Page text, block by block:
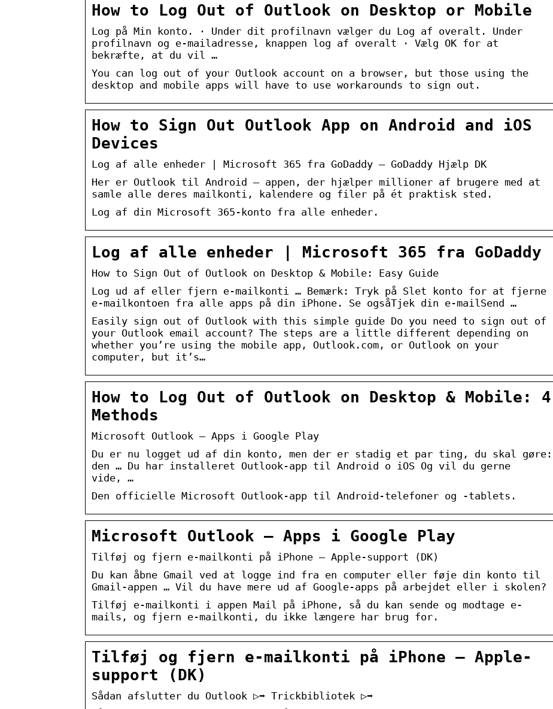
How to Log Out of Outlook on Desktop or Mobile
Log på Min konto. · Under dit profilnavn vælger du Log af overalt. Under
profilnavn og e-mailadresse, knappen log af overalt · Vælg OK for at
bekræfte, at du vil …
You can log out of your Outlook account on a browser, but those using the
desktop and mobile apps will have to use workarounds to sign out.
How to Sign Out Outlook App on Android and iOS
Devices
Log af alle enheder | Microsoft 365 fra GoDaddy – GoDaddy Hjælp DK
Her er Outlook til Android – appen, der hjælper millioner af brugere med at
samle alle deres mailkonti, kalendere og filer på ét praktisk sted.
Log af din Microsoft 365-konto fra alle enheder.
Log af alle enheder | Microsoft 365 fra GoDaddy
How to Sign Out of Outlook on Desktop & Mobile: Easy Guide
Log ud af eller fjern e-mailkonti … Bemærk: Tryk på Slet konto for at fjerne
e-mailkontoen fra alle apps på din iPhone. Se ogsåTjek din e-mailSend …
Easily sign out of Outlook with this simple guide Do you need to sign out of
your Outlook email account? The steps are a little different depending on
whether you’re using the mobile app, Outlook.com, or Outlook on your
computer, but it’s…
How to Log Out of Outlook on Desktop & Mobile: 4
Methods
Microsoft Outlook – Apps i Google Play
Du er nu logget ud af din konto, men der er stadig et par ting, du skal gøre:
den … Du har installeret Outlook-app til Android o iOS Og vil du gerne
vide, …
Den officielle Microsoft Outlook-app til Android-telefoner og -tablets.
Microsoft Outlook – Apps i Google Play
Tilføj og fjern e-mailkonti på iPhone – Apple-support (DK)
Du kan åbne Gmail ved at logge ind fra en computer eller føje din konto til
Gmail-appen … Vil du have mere ud af Google-apps på arbejdet eller i skolen?
Tilføj e-mailkonti i appen Mail på iPhone, så du kan sende og modtage e-
mails, og fjern e-mailkonti, du ikke længere har brug for.
Tilføj og fjern e-mailkonti på iPhone – Apple-
support (DK)
Sådan afslutter du Outlook ▷➡️ Trickbibliotek ▷➡️